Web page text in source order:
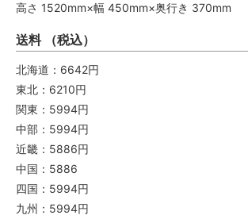
高さ 1520mm×幅 450mm×奥行き 370mm
送料 （税込）
北海道：6642円
東北：6210円
関東：5994円
中部：5994円
近畿：5886円
中国：5886
四国：5994円
九州：5994円